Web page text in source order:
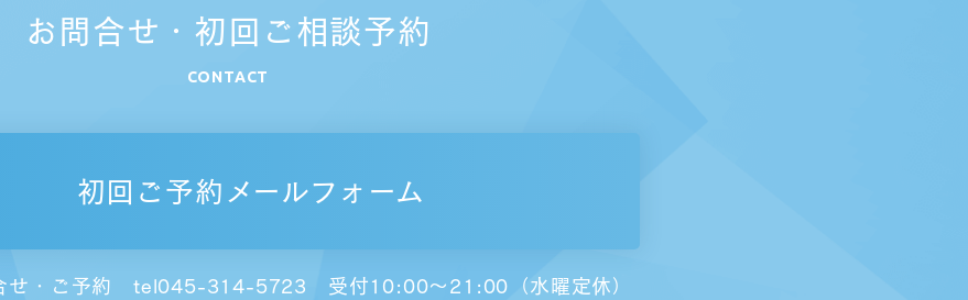
お問合せ・初回ご相談予約
CONTACT
初回ご予約メールフォーム
せ・ご予約 tel045-314-5723 受付10:00～21:00（水曜定休）